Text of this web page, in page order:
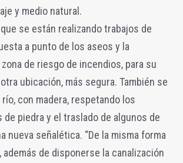
y medio natural.
se están realizando trabajos de
a punto de los aseos y la
de riesgo de incendios, para su
ubicación, más segura. También se
con madera, respetando los
piedra y el traslado de algunos de
nueva señalética. “De la misma forma
de disponerse la canalización